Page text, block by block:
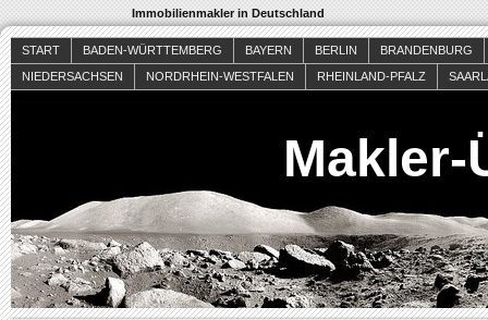
Immobilienmakler in Deutschland
START BADEN-WÜRTTEMBERG BAYERN BERLIN
BRANDENBURG
NIEDERSACHSEN
NORDRHEIN-WESTFALEN RHEINLAND-PFALZ
Makler-